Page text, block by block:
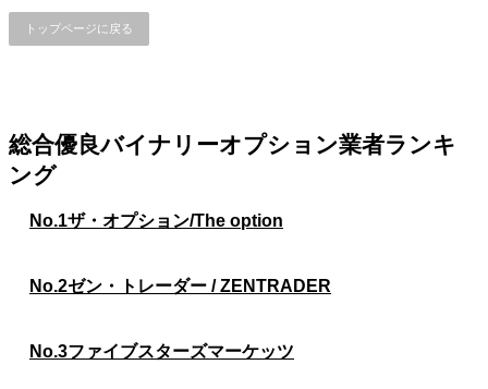
トップページに戻る
総合優良バイナリーオプション業者ランキ
ング
No.1ザ・オプション/The option
No.2ゼン・トレーダー / ZENTRADER
No.3ファイブスターズマーケッツ